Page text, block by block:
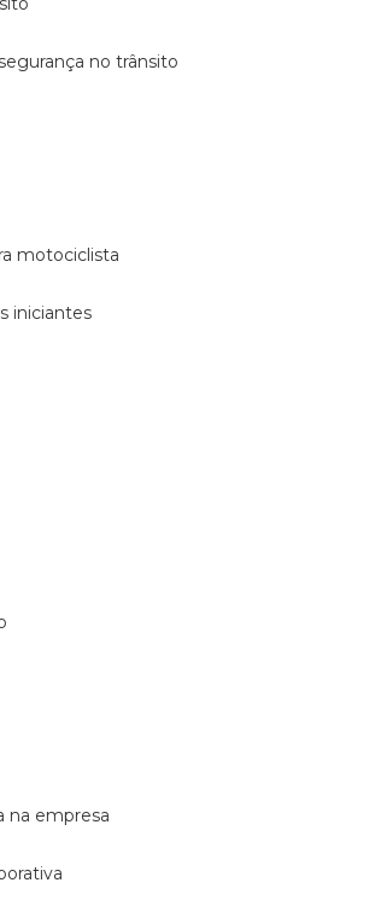
no trânsito
motociclista
iniciantes
na empresa